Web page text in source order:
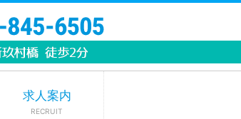
求人案内
RECRUIT